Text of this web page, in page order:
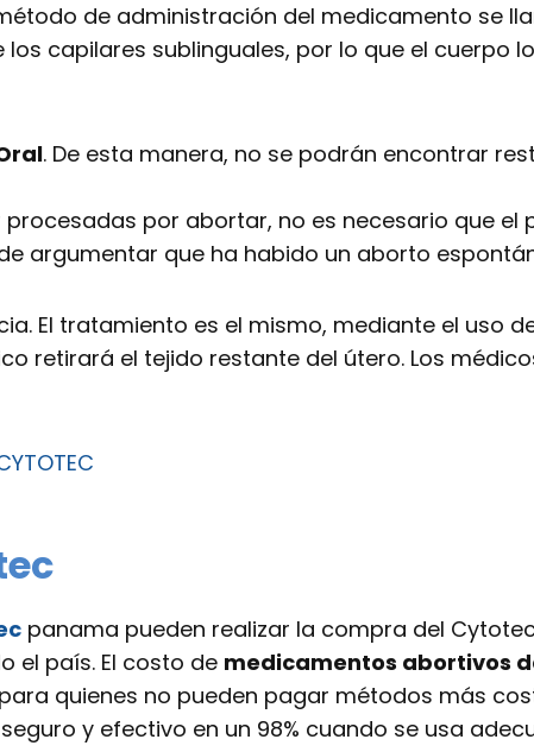
de administración del medicamento se
capilares sublinguales, por lo que el cuerpo
. De esta manera, no se podrán encontrar
por abortar, no es necesario que
argumentar que ha habido un aborto
El tratamiento es el mismo, mediante el uso
retirará el tejido restante del útero. Los
panama pueden realizar la compra del
el país. El costo de medicamentos abortivos
quienes no pueden pagar métodos más
y efectivo en un 98% cuando se usa